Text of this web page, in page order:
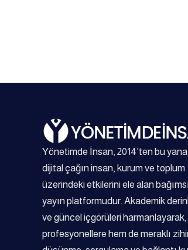
Yönetimde İnsan, 2014’ten bu yana
dijital çağın insan, kurum ve toplum
üzerindeki etkilerini ele alan
yayın platformudur. Akademik
ve güncel içgörüleri
profesyonellere hem de meraklı